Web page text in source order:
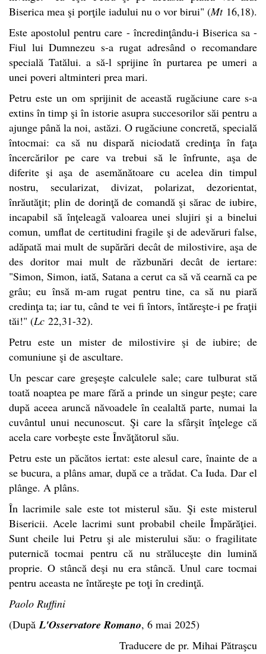
Biserica mea şi porţile iadului nu o vor birui" (Mt16,18).
Este apostolul pentru care - încredinţându-i Biserica sa -
Fiul lui Dumnezeu s-a rugat adresând o recomandare
specială Tatălui. a să-l sprijine în purtarea pe umeri a
unei poveri altminteri prea mari.
Petru este un om sprijinit de această rugăciune care s-a
extins în timp şi în istorie asupra succesorilor săi pentru a
ajunge până la noi, astăzi. O rugăciune concretă, specială
întocmai: ca să nu dispară niciodată credinţa în faţa
încercărilor pe care va trebui să le înfrunte, aşa de
diferite şi aşa de asemănătoare cu acelea din timpul
nostru, secularizat, divizat, polarizat, dezorientat,
înrăutăţit; plin de dorinţă de comandă şi sărac de iubire,
incapabil să înţeleagă valoarea unei slujiri şi a binelui
comun, umflat de certitudini fragile şi de adevăruri false,
adăpată mai mult de supărări decât de milostivire, aşa de
des doritor mai mult de răzbunări decât de iertare:
"Simon, Simon, iată, Satana a cerut ca să vă cearnă ca pe
grâu; eu însă m-am rugat pentru tine, ca să nu piară
credinţa ta; iar tu, când te vei fi întors, întăreşte-i pe fraţii
tăi!" (Lc 22,31-32).
Petru este un mister de milostivire şi de iubire; de
comuniune şi de ascultare.
Un pescar care greşeşte calculele sale; care tulburat stă
toată noaptea pe mare fără a prinde un singur peşte; care
după aceea aruncă năvoadele în cealaltă parte, numai la
cuvântul unui necunoscut. Şi care la sfârşit înţelege că
acela care vorbeşte este Învăţătorul său.
Petru este un păcătos iertat: este alesul care, înainte de a
se bucura, a plâns amar, după ce a trădat. Ca Iuda. Dar el
plânge. A plâns.
În lacrimile sale este tot misterul său. Şi este misterul
Bisericii. Acele lacrimi sunt probabil cheile Împărăţiei.
Sunt cheile lui Petru şi ale misterului său: o fragilitate
puternică tocmai pentru că nu străluceşte din lumină
proprie. O stâncă deşi nu era stâncă. Unul care tocmai
pentru aceasta ne întăreşte pe toţi în credinţă.
Paolo Ruffini
(După L'Osservatore Romano, 6 mai 2025)
Traducere de pr. Mihai Pătraşcu